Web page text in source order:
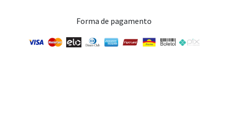
Forma de pagamento